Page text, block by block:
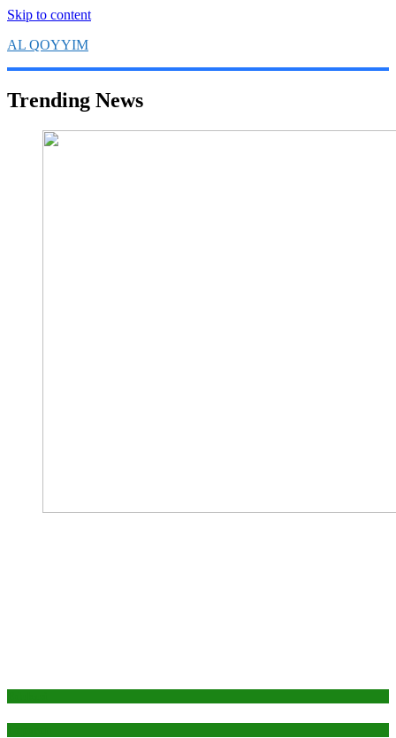
Skip to content
AL QOYYIM
Yayasan Al Qoyyim Sukoharjo
Trending News